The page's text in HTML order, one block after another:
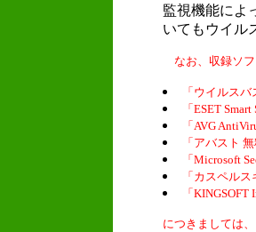
監視機能によ
いてもウイル
なお、収録ソフ
「ウイルスバ
「ESET Smart
「AVG
「アバスト
「Microsoft
「カスペル
「KINGSOFT
につきましては